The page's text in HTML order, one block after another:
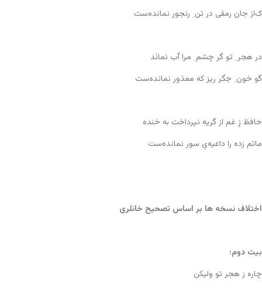
ک‌از جان رمقی در تن ِ رنجور نمانده‌ست
در هجر ِ تو گر چشم ِ مرا آب نمانَد
گو خون ِ جگر ریز که معذور نمانده‌ست
حافظ زِ غم از گریه نپرداخت به خنده
ماتم زده را داعیه‌یِ سور نمانده‌ست
اختلاف نسخه ها بر اساس تصحیح خانلری
بیت دوم:
چاره ز هجر تو ولیکن